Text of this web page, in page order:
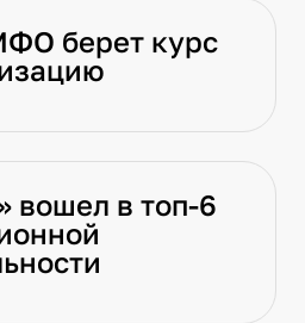
берет курс
вошел в топ-6